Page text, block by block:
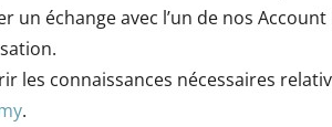
un échange avec l’un de nos
les connaissances nécessaires
.